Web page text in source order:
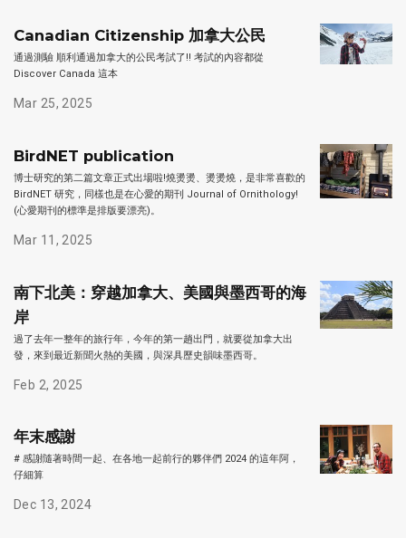
Canadian Citizenship 加拿大公民
通過測驗 順利通過加拿大的公民考試了!! 考試的內容都從
Discover Canada 這本
Mar 25, 2025
BirdNET publication
博士研究的第二篇文章正式出場啦!燒燙燙、燙燙燒，是非常喜歡的
BirdNET 研究，同樣也是在心愛的期刊 Journal of Ornithology!
(心愛期刊的標準是排版要漂亮)。
Mar 11, 2025
南下北美：穿越加拿大、美國與墨西哥的海
岸
過了去年一整年的旅行年，今年的第一趟出門，就要從加拿大出
發，來到最近新聞火熱的美國，與深具歷史韻味墨西哥。
Feb 2, 2025
年末感謝
# 感謝隨著時間一起、在各地一起前行的夥伴們 2024 的這年阿，
仔細算
Dec 13, 2024